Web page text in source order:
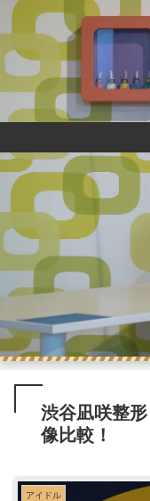
渋谷凪咲整
像比較！
アイドル